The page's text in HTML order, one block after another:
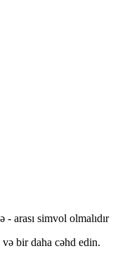
- arası simvol olmalıdır
bir daha cəhd edin.